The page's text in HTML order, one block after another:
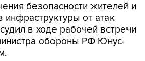
безопасности жителей и
от атак
в ходе рабочей встречи
обороны РФ Юнус-